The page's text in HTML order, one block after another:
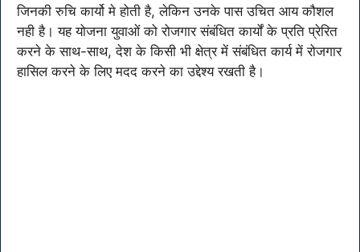
जिनकी रुचि कार्यो मे होती है, लेकिन उनके पास उचित आय कौशल
नही है। यह योजना युवाओं को रोजगार संबंधित कार्यों के प्रति प्रेरित
करने के साथ-साथ, देश के किसी भी क्षेत्र में संबंधित कार्य में रोजगार
हासिल करने के लिए मदद करने का उद्देश्य रखती है।